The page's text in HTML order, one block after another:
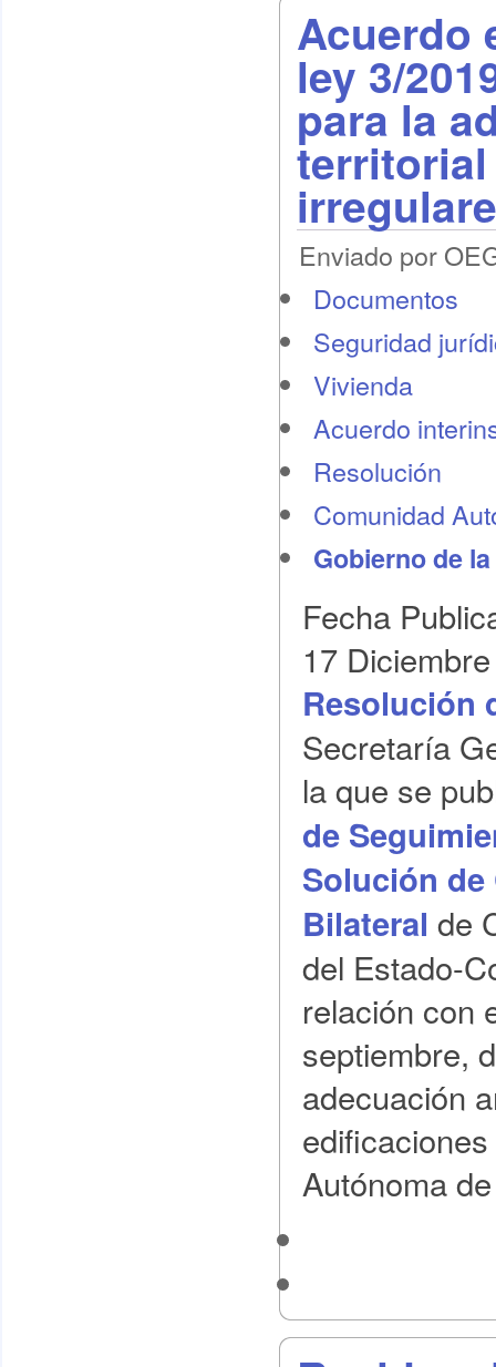
Acuerdo
ley 3/
para la
Enviado por
Documentos
Seguridad
Vivienda
Acuerdo
Resolución
Comunidad
Gobierno de
Fecha
17
Resolución
Secretaría
la que se
de
Solución
Bilateral de
del Estado-
relación con
septiembre,
adecuación
Autónoma